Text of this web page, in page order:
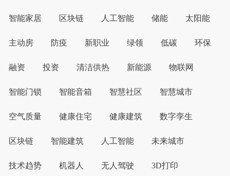
智能家居 区块链 人工智能 储能 太阳能
主动房 防疫 新职业 绿领 低碳 环保
融资 投资 清洁供热 新能源 物联网
智能门锁 智能音箱 智慧社区 智慧城市
空气质量 健康住宅 健康建筑 数字孪生
区块链 智能建筑 人工智能 未来城市
技术趋势 机器人 无人驾驶 3D打印